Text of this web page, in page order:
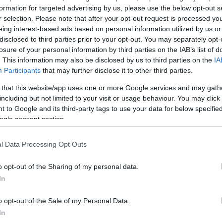
for targeted advertising by us, please use the below opt-out
selection. Please note that after your opt-out request is processed
interest-based ads based on personal information utilized by us
to third parties prior to your opt-out. You may separately
of your personal information by third parties on the IAB’s list of
This information may also be disclosed by us to third parties on the
Participants that may further disclose it to other third parties.
that this website/app uses one or more Google services and may
but not limited to your visit or usage behaviour. You may
to Google and its third-party tags to use your data for below
consent section.
Data Processing Opt Outs
opt-out of the Sharing of my personal data.
opt-out of the Sale of my Personal Data.
Αθηναίων,
Το
το
γιορτής